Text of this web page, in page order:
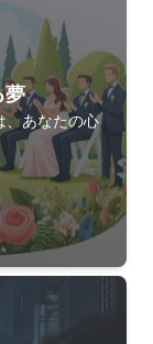
夢
、あなたの心